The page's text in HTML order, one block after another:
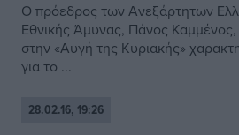
Ο πρόεδρος των Ανεξάρτητων
Εθνικής Άμυνας, Πάνος
στην «Αυγή της Κυριακής»
για το ...
28.02.16, 19:26